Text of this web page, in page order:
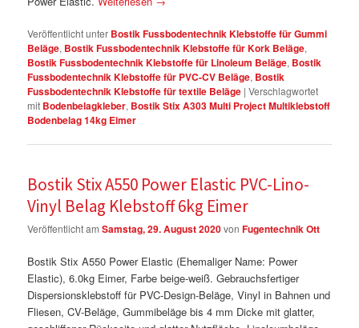
Veröffentlicht unter Bostik Fussbodentechnik Klebstoffe für Gummi
Beläge, Bostik Fussbodentechnik Klebstoffe für Kork Beläge,
Bostik Fussbodentechnik Klebstoffe für Linoleum Beläge, Bostik
Fussbodentechnik Klebstoffe für PVC-CV Beläge, Bostik
Fussbodentechnik Klebstoffe für textile Beläge |Verschlagwortet
mit Bodenbelagkleber, Bostik Stix A303 Multi Project Multiklebstoff
Bodenbelag 14kg Eimer
Bostik Stix A550 Power Elastic PVC-Lino-
Vinyl Belag Klebstoff 6kg Eimer
Veröffentlicht amSamstag, 29. August 2020vonFugentechnik Ott
Bostik Stix A550 Power Elastic (Ehemaliger Name: Power
Elastic), 6.0kg Eimer, Farbe beige-weiß. Gebrauchsfertiger
Dispersionsklebstoff für PVC-Design-Beläge, Vinyl in Bahnen und
Fliesen, CV-Beläge, Gummibeläge bis 4 mm Dicke mit glatter,